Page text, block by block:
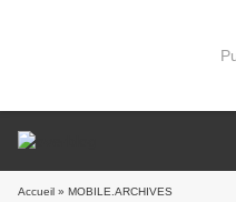
Accueil » MOBILE.ARCHIVES